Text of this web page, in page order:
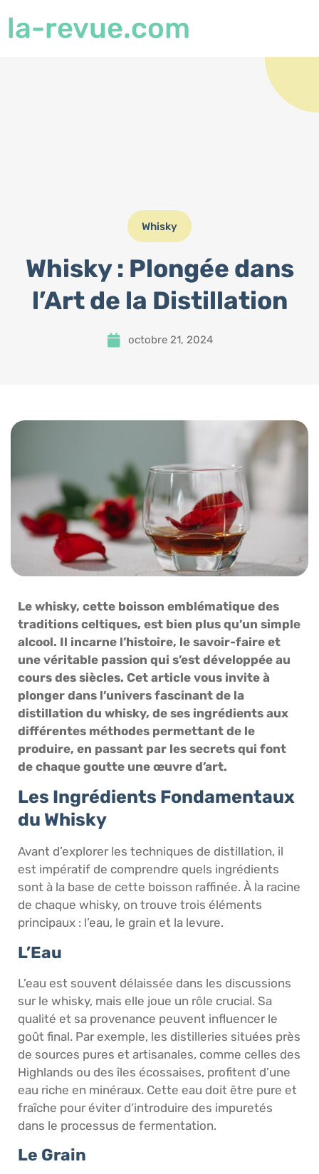
la-revue.com
Whisky
Whisky : Plongée dans
l’Art de la Distillation
octobre 21, 2024
Le whisky, cette boisson emblématique des
traditions celtiques, est bien plus qu’un simple
alcool. Il incarne l’histoire, le savoir-faire et
une véritable passion qui s’est développée au
cours des siècles. Cet article vous invite à
plonger dans l’univers fascinant de la
distillation du whisky, de ses ingrédients aux
différentes méthodes permettant de le
produire, en passant par les secrets qui font
de chaque goutte une œuvre d’art.
Les Ingrédients Fondamentaux
du Whisky
Avant d’explorer les techniques de distillation, il
est impératif de comprendre quels ingrédients
sont à la base de cette boisson raffinée. À la racine
de chaque whisky, on trouve trois éléments
principaux : l’eau, le grain et la levure.
L’Eau
L’eau est souvent délaissée dans les discussions
sur le whisky, mais elle joue un rôle crucial. Sa
qualité et sa provenance peuvent influencer le
goût final. Par exemple, les distilleries situées près
de sources pures et artisanales, comme celles des
Highlands ou des îles écossaises, profitent d’une
eau riche en minéraux. Cette eau doit être pure et
fraîche pour éviter d’introduire des impuretés
dans le processus de fermentation.
Le Grain